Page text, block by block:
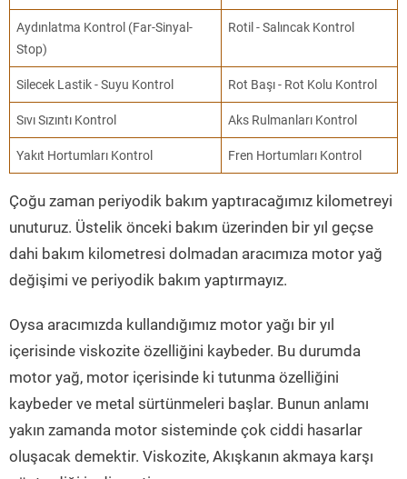
Aydınlatma Kontrol (Far-Sinyal-
Stop)
Rotil - Salıncak Kontrol
Silecek Lastik - Suyu Kontrol Rot Başı - Rot Kolu Kontrol
Sıvı Sızıntı Kontrol Aks Rulmanları Kontrol
Yakıt Hortumları Kontrol Fren Hortumları Kontrol
Çoğu zaman periyodik bakım yaptıracağımız kilometreyi
unuturuz. Üstelik önceki bakım üzerinden bir yıl geçse
dahi bakım kilometresi dolmadan aracımıza motor yağ
değişimi ve periyodik bakım yaptırmayız.
Oysa aracımızda kullandığımız motor yağı bir yıl
içerisinde viskozite özelliğini kaybeder. Bu durumda
motor yağ, motor içerisinde ki tutunma özelliğini
kaybeder ve metal sürtünmeleri başlar. Bunun anlamı
yakın zamanda motor sisteminde çok ciddi hasarlar
oluşacak demektir. Viskozite, Akışkanın akmaya karşı